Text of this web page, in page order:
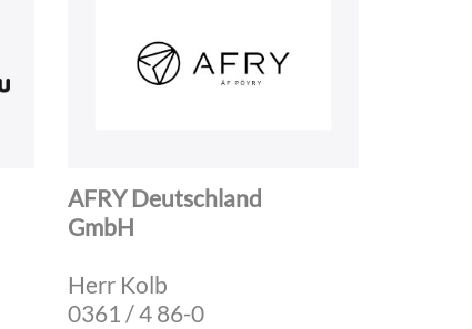
AFRY Deutschland
GmbH
Herr Kolb
0361 / 4 86-0